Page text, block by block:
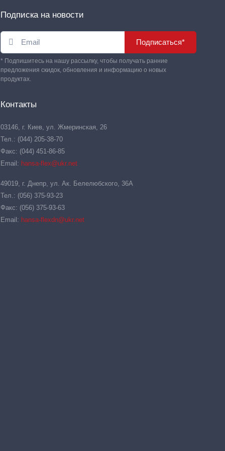
Подписка на новости
Подписаться*
* Подпишитесь на нашу рассылку, чтобы получать ранние
предложения скидок, обновления и информацию о новых
продуктах.
Контакты
03146, г. Киев, ул. Жмеринская, 26
Тел.: (044) 205-38-70
Факс: (044) 451-86-85
Email: hansa-flex@ukr.net
49019, г. Днепр, ул. Ак. Белелюбского, 36А
Тел.: (056) 375-93-23
Факс: (056) 375-93-63
Email: hansa-flexdn@ukr.net